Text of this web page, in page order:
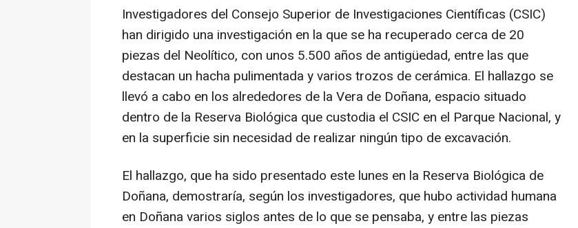
Investigadores del Consejo Superior de Investigaciones Científicas (CSIC)
han dirigido una investigación en la que se ha recuperado cerca de 20
piezas del Neolítico, con unos 5.500 años de antigüedad, entre las que
destacan un hacha pulimentada y varios trozos de cerámica. El hallazgo se
llevó a cabo en los alrededores de la Vera de Doñana, espacio situado
dentro de la Reserva Biológica que custodia el CSIC en el Parque Nacional, y
en la superficie sin necesidad de realizar ningún tipo de excavación.
El hallazgo, que ha sido presentado este lunes en la Reserva Biológica de
Doñana, demostraría, según los investigadores, que hubo actividad humana
en Doñana varios siglos antes de lo que se pensaba, y entre las piezas